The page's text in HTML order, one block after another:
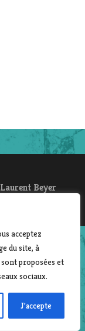
acceptez
du site, à
proposées et
sociaux.
J'accepte
Laurent Beyer